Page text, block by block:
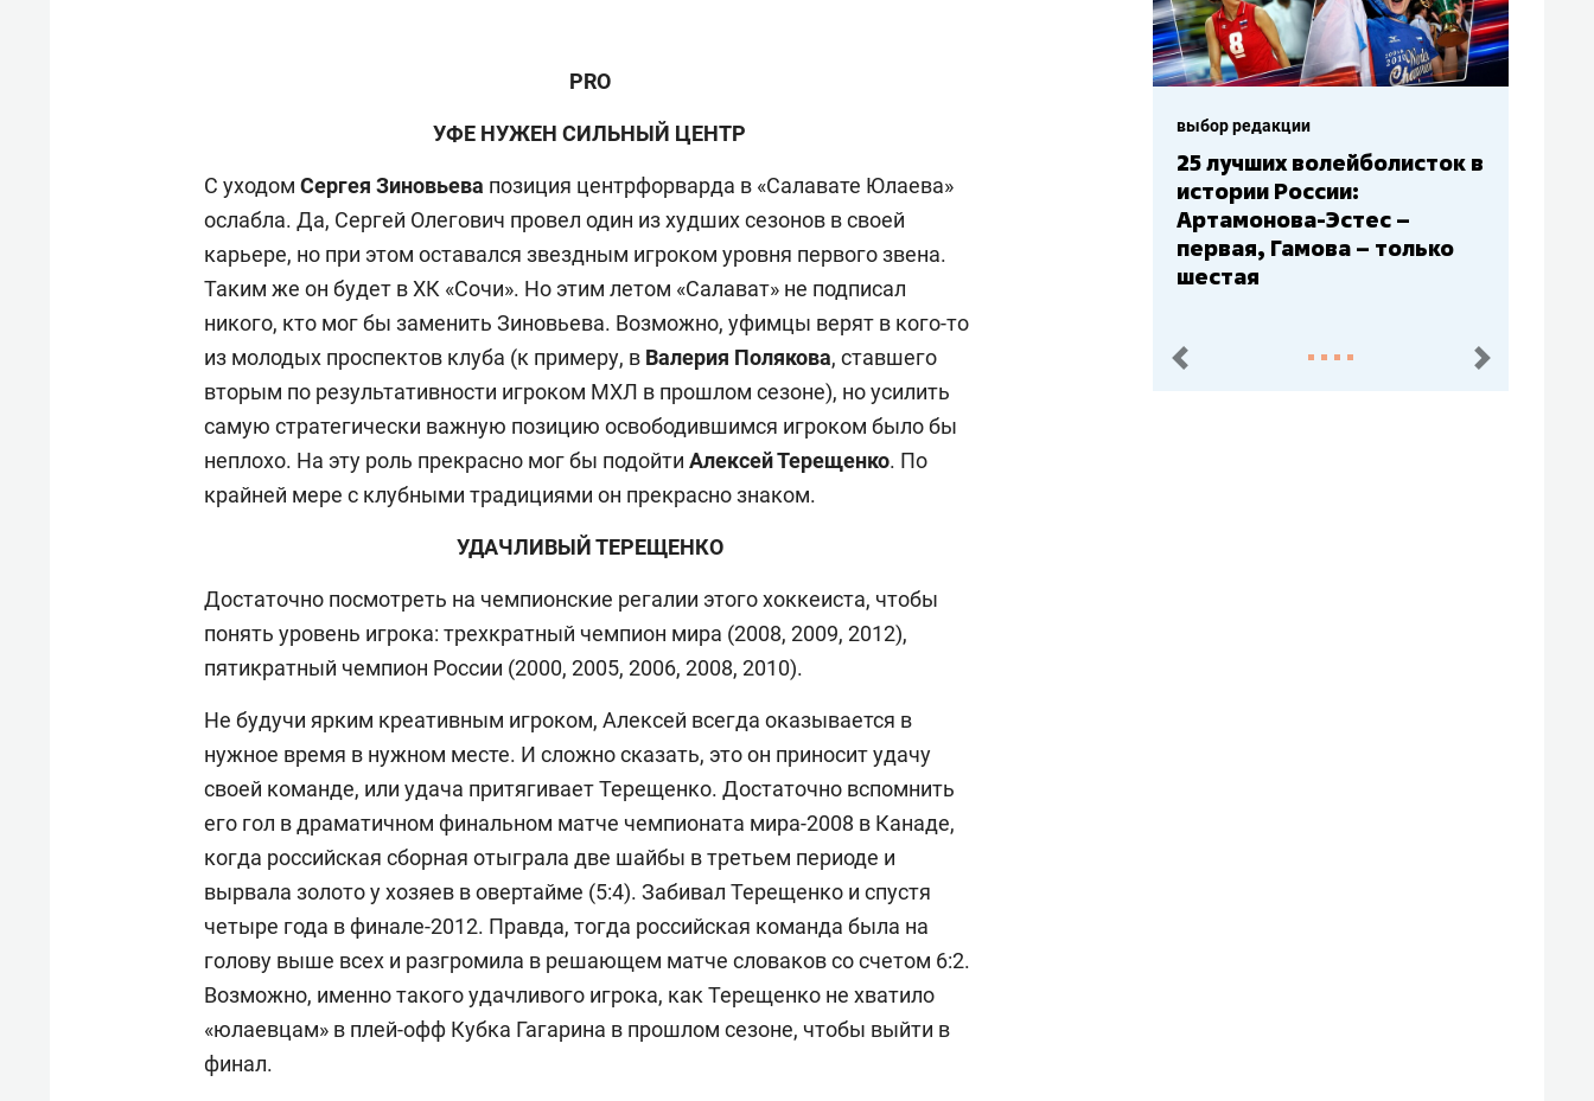
PRO
УФЕ НУЖЕН СИЛЬНЫЙ ЦЕНТР
С уходом Сергея Зиновьева позиция центрфорварда в «Салавате Юлаева»
ослабла. Да, Сергей Олегович провел один из худших сезонов в своей
карьере, но при этом оставался звездным игроком уровня первого звена.
Таким же он будет в ХК «Сочи». Но этим летом «Салават» не подписал
никого, кто мог бы заменить Зиновьева. Возможно, уфимцы верят в кого-то
из молодых проспектов клуба (к примеру, в Валерия Полякова, ставшего
вторым по результативности игроком МХЛ в прошлом сезоне), но усилить
самую стратегически важную позицию освободившимся игроком было бы
неплохо. На эту роль прекрасно мог бы подойти Алексей Терещенко. По
крайней мере с клубными традициями он прекрасно знаком.
УДАЧЛИВЫЙ ТЕРЕЩЕНКО
Достаточно посмотреть на чемпионские регалии этого хоккеиста, чтобы
понять уровень игрока: трехкратный чемпион мира (2008, 2009, 2012),
пятикратный чемпион России (2000, 2005, 2006, 2008, 2010).
Не будучи ярким креативным игроком, Алексей всегда оказывается в
нужное время в нужном месте. И сложно сказать, это он приносит удачу
своей команде, или удача притягивает Терещенко. Достаточно вспомнить
его гол в драматичном финальном матче чемпионата мира-2008 в Канаде,
когда российская сборная отыграла две шайбы в третьем периоде и
вырвала золото у хозяев в овертайме (5:4). Забивал Терещенко и спустя
четыре года в финале-2012. Правда, тогда российская команда была на
голову выше всех и разгромила в решающем матче словаков со счетом 6:2.
Возможно, именно такого удачливого игрока, как Терещенко не хватило
«юлаевцам» в плей-офф Кубка Гагарина в прошлом сезоне, чтобы выйти в
финал.
выбор редакции
Бюджеты клубов КХЛ: СКА
– главный мажор, «Ак
Барс» – второй, «Салават
Юлаев» – середняк
пред. след.